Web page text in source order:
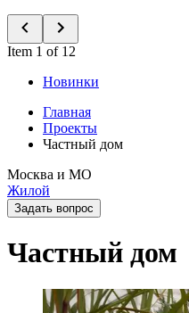
Item 1 of 12
Новинки
Главная
Проекты
Частный дом
Москва и МО
Жилой
Задать вопрос
Частный дом